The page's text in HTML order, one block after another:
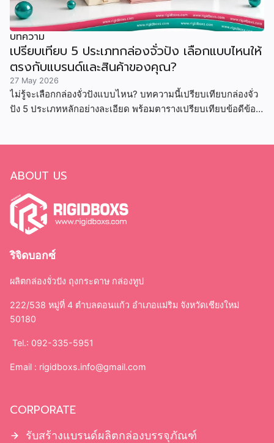
บทความ
เปรียบเทียบ 5 ประเภทกล่องจั่วปัง เลือกแบบไหนให้
ตรงกับแบรนด์และสินค้าของคุณ?
27 May 2026
ไม่รู้จะเลือกกล่องจั่วปังแบบไหน? บทความนี้เปรียบเทียบกล่องจั่ว
ปัง 5 ประเภทหลักอย่างละเอียด พร้อมตารางเปรียบเทียบข้อดีข้อ
ABOUT US
ริจิดบอกซ์
ผลิตกล่องจั่วปัง ถุงกระดาษ กล่องทูป
222/538 หมู่ที่ 4 ตำบลดอนแก้ว อำเภอแม่ริม จังหวัดเชียงใหม่
50180
Tel.: 092-335-5951
Email : rigidboxs.info@gmail.com
CORPORATE
รับสร้างแบรนด์ผลิตกล่องบรรจุภัณฑ์